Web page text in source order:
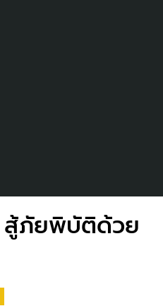
ภัยพิบัติด้วย